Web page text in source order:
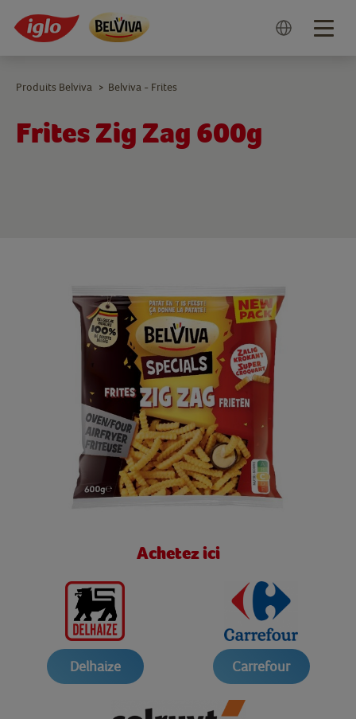
Frites Zig Zag 600g
Produits Belviva > Belviva - Frites
Achetez ici
Delhaize Carrefour